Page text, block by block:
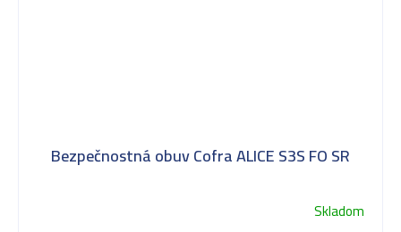
Bezpečnostná obuv Cofra ALICE S3S FO SR
Skladom